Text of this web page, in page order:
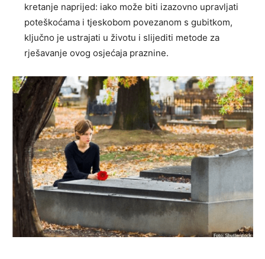
kretanje naprijed: iako može biti izazovno upravljati
poteškoćama i tjeskobom povezanom s gubitkom,
ključno je ustrajati u životu i slijediti metode za
rješavanje ovog osjećaja praznine.